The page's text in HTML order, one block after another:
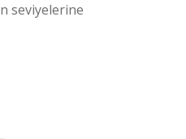
seviyelerine